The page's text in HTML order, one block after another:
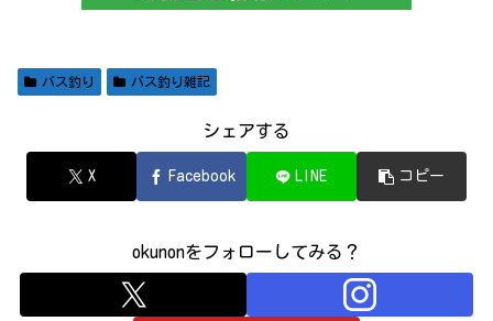
バス釣り バス釣り雑記
シェアする
X Facebook LINE コピー
okunonをフォローしてみる？